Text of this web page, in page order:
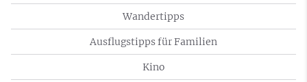
Wandertipps
Ausflugstipps für Familien
Kino